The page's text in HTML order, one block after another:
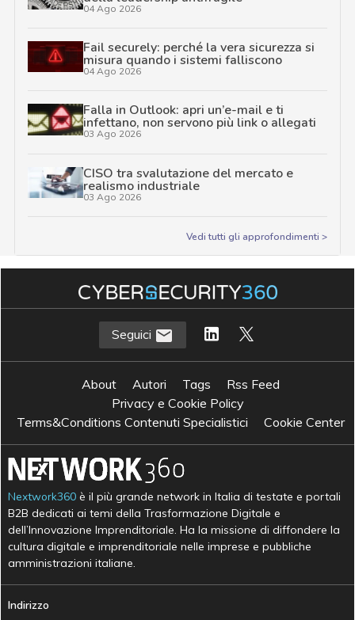
04 Ago 2026
Fail securely: perché la vera sicurezza si
misura quando i sistemi falliscono
04 Ago 2026
Falla in Outlook: apri un’e-mail e ti
infettano, non servono più link o allegati
03 Ago 2026
CISO tra svalutazione del mercato e
realismo industriale
03 Ago 2026
Vedi tutti gli approfondimenti >
Seguici
About Autori Tags
Rss Feed
Privacy e Cookie Policy
Terms&Conditions Contenuti Specialistici
Cookie Center
Nextwork360 è il più grande network in Italia di testate e portali
B2B dedicati ai temi della Trasformazione Digitale e
dell’Innovazione Imprenditoriale. Ha la missione di diffondere la
cultura digitale e imprenditoriale nelle imprese e pubbliche
amministrazioni italiane.
Indirizzo